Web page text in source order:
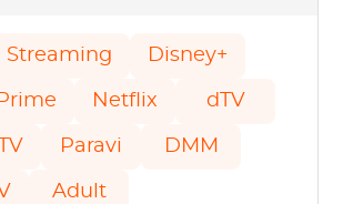
Streaming Disney+
Netflix dTV
Paravi DMM
Adult